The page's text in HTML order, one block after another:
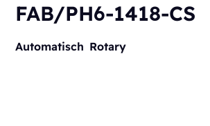
FAB/PH6-1418-CS
Automatisch Rotary